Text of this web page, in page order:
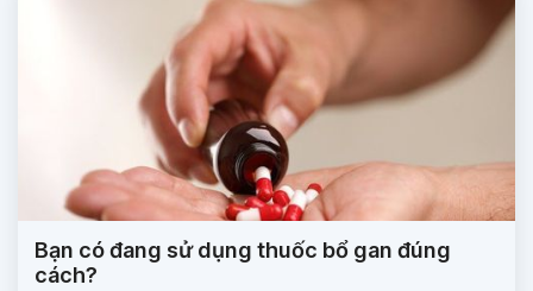
Bạn có đang sử dụng thuốc bổ gan đúng
cách?